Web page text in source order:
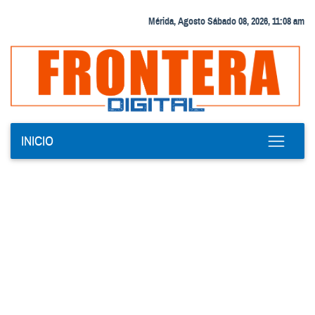
Mérida, Agosto Sábado 08, 2026, 11:08 am
INICIO